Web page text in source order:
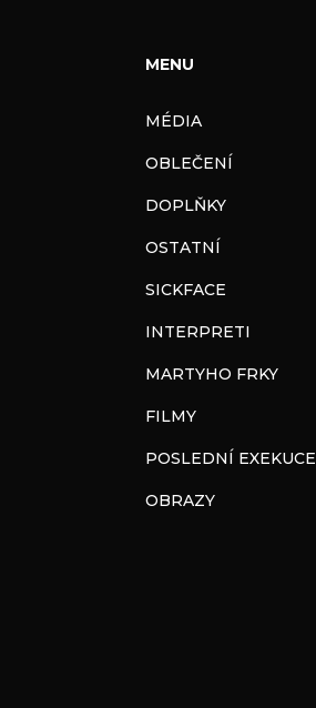
MENU
MÉDIA
OBLEČENÍ
DOPLŇKY
OSTATNÍ
SICKFACE
INTERPRETI
MARTYHO FRKY
FILMY
POSLEDNÍ EXEKUCE
OBRAZY